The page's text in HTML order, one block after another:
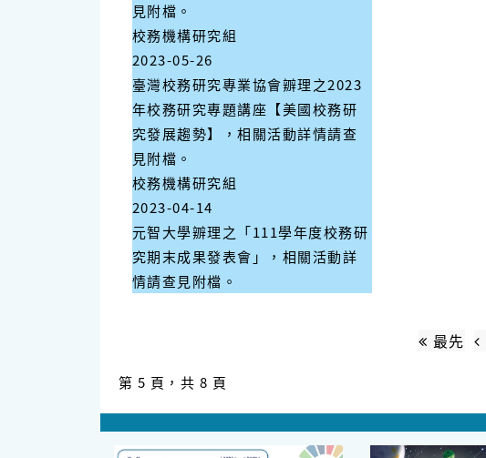
見附檔。
校務機構研究組
2023-05-26
臺灣校務研究專業協會辧理之2023
年校務研究專題講座【美國校務研
究發展趨勢】，相關活動詳情請查
見附檔。
校務機構研究組
2023-04-14
元智大學辧理之「111學年度校務研
究期末成果發表會」，相關活動詳
情請查見附檔。
最先
第 5 頁，共 8 頁